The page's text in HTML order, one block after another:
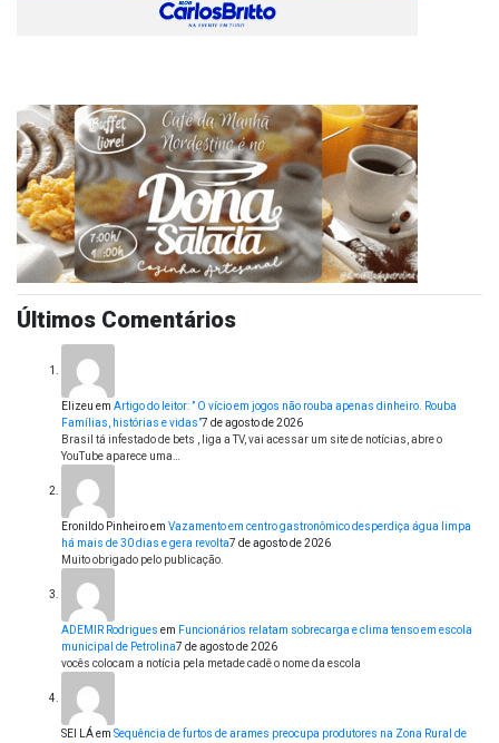
Últimos Comentários
Elizeu em Artigo do leitor: ” O vício em jogos não rouba apenas dinheiro. Rouba
Famílias, histórias e vidas”7 de agosto de 2026
Brasil tá infestado de bets , liga a TV, vai acessar um site de notícias, abre o
YouTube aparece uma…
Eronildo Pinheiroem Vazamento em centro gastronômico desperdiça água limpa
há mais de 30 dias e gera revolta7 de agosto de 2026
Muito obrigado pelo publicação.
ADEMIR Rodrigues em Funcionários relatam sobrecarga e clima tenso em escola
municipal de Petrolina7 de agosto de 2026
vocês colocam a notícia pela metade cadê o nome da escola
SEI LÁem Sequência de furtos de arames preocupa produtores na Zona Rural de